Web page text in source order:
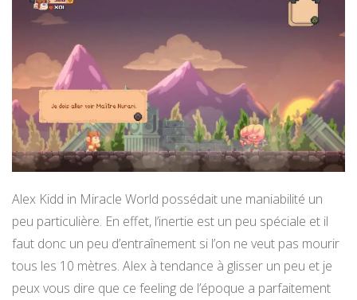
Alex Kidd in Miracle World possédait une maniabilité un
peu particulière. En effet, l’inertie est un peu spéciale et il
faut donc un peu d’entraînement si l’on ne veut pas mourir
tous les 10 mètres. Alex à tendance à glisser un peu et je
peux vous dire que ce feeling de l’époque a parfaitement